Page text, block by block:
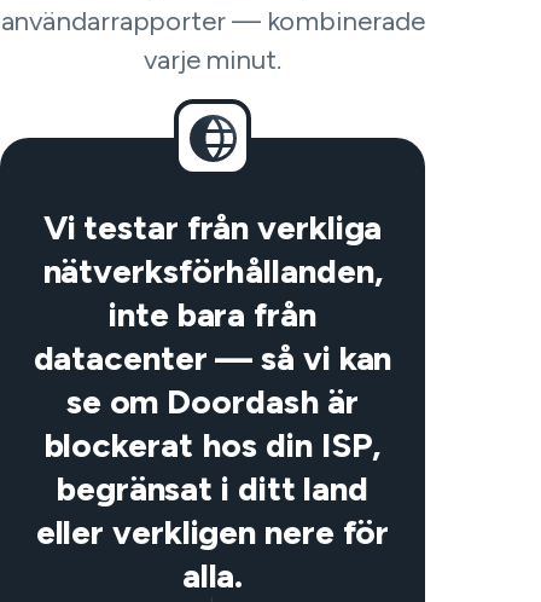
användarrapporter — kombinerade
varje minut.
Vi testar från verkliga
nätverksförhållanden,
inte bara från
datacenter — så vi kan
se om Doordash är
blockerat hos din ISP,
begränsat i ditt land
eller verkligen nere för
alla.